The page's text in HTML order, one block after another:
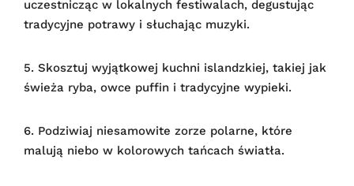
uczestnicząc w lokalnych festiwalach, degustując
tradycyjne potrawy i słuchając muzyki.
5. Skosztuj wyjątkowej kuchni islandzkiej, takiej jak
świeża ryba, owce puffin i tradycyjne wypieki.
6. Podziwiaj niesamowite zorze polarne, które
malują niebo w kolorowych tańcach światła.